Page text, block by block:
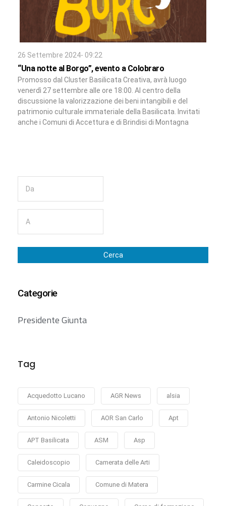
26 Settembre 2024- 09:22
“Una notte al Borgo”, evento a Colobraro
Promosso dal Cluster Basilicata Creativa, avrà luogo
venerdì 27 settembre alle ore 18:00. Al centro della
discussione la valorizzazione dei beni intangibili e del
patrimonio culturale immateriale della Basilicata. Invitati
anche i Comuni di Accettura e di Brindisi di Montagna
Cerca
Categorie
Presidente Giunta
Tag
Acquedotto Lucano AGR News alsia
Antonio Nicoletti AOR San Carlo Apt
APT Basilicata ASM Asp
Caleidoscopio Camerata delle Arti
Carmine Cicala Comune di Matera